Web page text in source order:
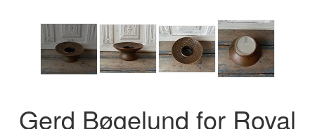
Gerd Bøgelund for Royal